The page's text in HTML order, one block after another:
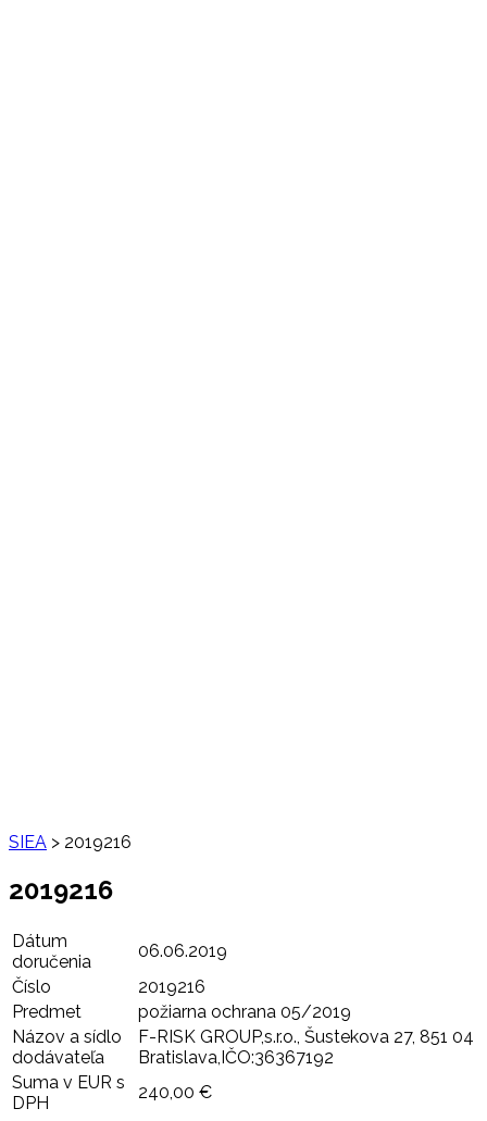
SIEA > 2019216
2019216
Dátum
doručenia
06.06.2019
Číslo
2019216
Predmet
požiarna ochrana 05/2019
Názov a sídlo
dodávateľa
F-RISK GROUP,s.r.o., Šustekova 27, 851 04
Bratislava,IČO:36367192
Suma v EUR s
DPH
240,00 €